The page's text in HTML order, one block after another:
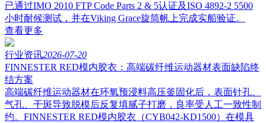
已通过IMO 2010 FTP Code Parts 2 & 5认证及ISO 4892-2 5500
小时耐候测试，并在Viking Grace旋筒帆上完成实船验证。
查看更多
行业资讯2026-07-20
FINNESTER RED模内胶衣：高端碳纤维运动器材表面缺陷终
结方案
高端碳纤维运动器材在环氧预浸料高压釜固化后，表面针孔、
气孔、干斑导致脱模后反复填腻子打磨，良率受人工一致性制
约。FINNESTER RED模内胶衣（CYB042-KD1500）在模具